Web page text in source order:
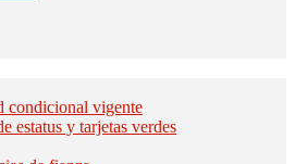
condicional vigente
estatus y tarjetas verdes